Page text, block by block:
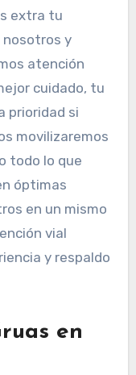
extra tu
y
atención
cuidado, tu
prioridad si
movilizaremos
todo lo que
óptimas
en un mismo
vial
y respaldo
en